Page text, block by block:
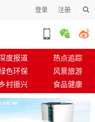
登录 注册
度报道
热点追踪
色环保
风景旅游
乡村振兴 食品健康